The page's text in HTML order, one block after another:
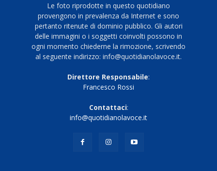
Le foto riprodotte in questo quotidiano
provengono in prevalenza da Internet e sono
pertanto ritenute di dominio pubblico. Gli autori
delle immagini o i soggetti coinvolti possono in
ogni momento chiederne la rimozione, scrivendo
al seguente indirizzo: info@quotidianolavoce.it.
Direttore Responsabile:
Francesco Rossi
Contattaci:
info@quotidianolavoce.it